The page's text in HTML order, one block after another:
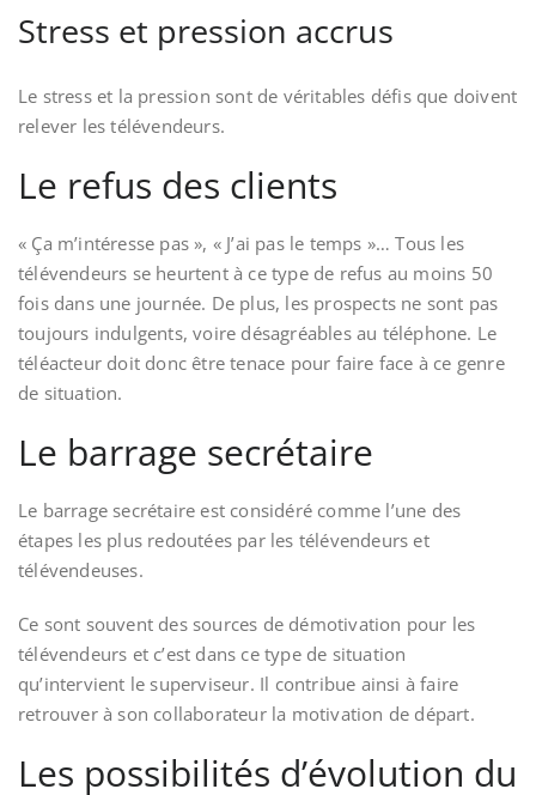
Stress et pression accrus
Le stress et la pression sont de véritables défis que doivent
relever les télévendeurs.
Le refus des clients
« Ça m’intéresse pas », « J’ai pas le temps »… Tous les
télévendeurs se heurtent à ce type de refus au moins 50
fois dans une journée. De plus, les prospects ne sont pas
toujours indulgents, voire désagréables au téléphone. Le
téléacteur doit donc être tenace pour faire face à ce genre
de situation.
Le barrage secrétaire
Le barrage secrétaire est considéré comme l’une des
étapes les plus redoutées par les télévendeurs et
télévendeuses.
Ce sont souvent des sources de démotivation pour les
télévendeurs et c’est dans ce type de situation
qu’intervient le superviseur. Il contribue ainsi à faire
retrouver à son collaborateur la motivation de départ.
Les possibilités d’évolution du